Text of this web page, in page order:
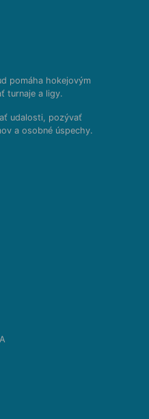
pomáha hokejovým
turnaje a ligy.
udalosti, pozývať
a osobné úspechy.